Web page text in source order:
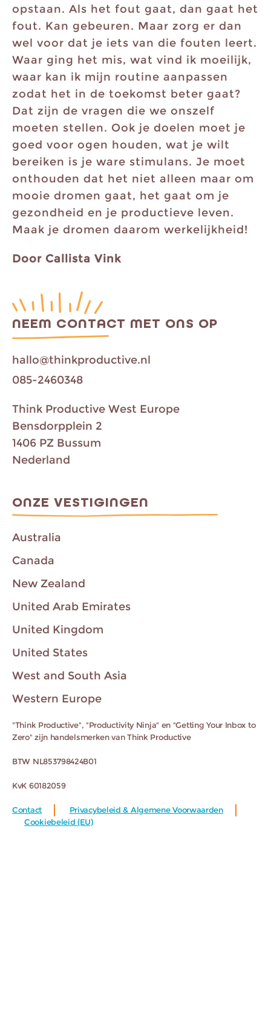
opstaan. Als het fout gaat, dan gaat het
fout. Kan gebeuren. Maar zorg er dan
wel voor dat je iets van die fouten leert.
Waar ging het mis, wat vind ik moeilijk,
waar kan ik mijn routine aanpassen
zodat het in de toekomst beter gaat?
Dat zijn de vragen die we onszelf
moeten stellen. Ook je doelen moet je
goed voor ogen houden, wat je wilt
bereiken is je ware stimulans. Je moet
onthouden dat het niet alleen maar om
mooie dromen gaat, het gaat om je
gezondheid en je productieve leven.
Maak je dromen daarom werkelijkheid!
Door Callista Vink
NEEM CONTACT MET ONS OP
hallo@thinkproductive.nl
085-2460348
Think Productive West Europe
Bensdorpplein 2
1406 PZ Bussum
Nederland
ONZE VESTIGINGEN
Australia
Canada
New Zealand
United Arab Emirates
United Kingdom
United States
West and South Asia
Western Europe
"Think Productive", "Productivity Ninja" en "Getting Your Inbox to
Zero" zijn handelsmerken van Think Productive
BTW NL853798424B01
KvK 60182059
Contact
Privacybeleid & Algemene Voorwaarden
Cookiebeleid (EU)